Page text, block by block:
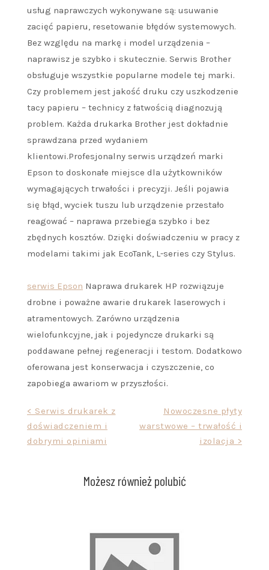
usług naprawczych wykonywane są: usuwanie
zacięć papieru, resetowanie błędów systemowych.
Bez względu na markę i model urządzenia –
naprawisz je szybko i skutecznie. Serwis Brother
obsługuje wszystkie popularne modele tej marki.
Czy problemem jest jakość druku czy uszkodzenie
tacy papieru – technicy z łatwością diagnozują
problem. Każda drukarka Brother jest dokładnie
sprawdzana przed wydaniem
klientowi.Profesjonalny serwis urządzeń marki
Epson to doskonałe miejsce dla użytkowników
wymagających trwałości i precyzji. Jeśli pojawia
się błąd, wyciek tuszu lub urządzenie przestało
reagować – naprawa przebiega szybko i bez
zbędnych kosztów. Dzięki doświadczeniu w pracy z
modelami takimi jak EcoTank, L-series czy Stylus.
serwis Epson Naprawa drukarek HP rozwiązuje
drobne i poważne awarie drukarek laserowych i
atramentowych. Zarówno urządzenia
wielofunkcyjne, jak i pojedyncze drukarki są
poddawane pełnej regeneracji i testom. Dodatkowo
oferowana jest konserwacja i czyszczenie, co
zapobiega awariom w przyszłości.
Nawigacja
wpisu
< Serwis drukarek z
doświadczeniem i
dobrymi opiniami
Nowoczesne płyty
warstwowe – trwałość i
izolacja >
Możesz również polubić